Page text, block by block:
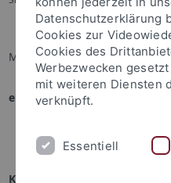
Matthias Nyvelt
eingesetzt in folgenden
Kontakt mit Matthias Nyvelt
Datenschutzerklärung
Cookies zur
Cookies des
Werbezwecken
mit weiteren Diensten
verknüpft.
Essentiell